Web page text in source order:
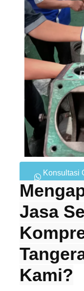
Konsultasi
Jasa
Kami?